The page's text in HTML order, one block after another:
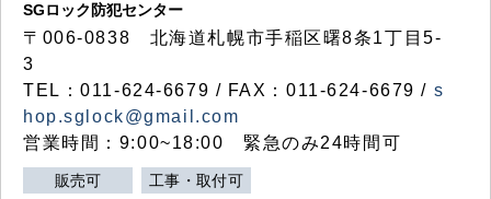
SGロック防犯センター
〒006-0838 北海道札幌市手稲区曙8条1丁目5-
3
TEL：011-624-6679 / FAX：011-624-6679 / s
hop.sglock@gmail.com
営業時間：9:00~18:00 緊急のみ24時間可
販売可 工事・取付可